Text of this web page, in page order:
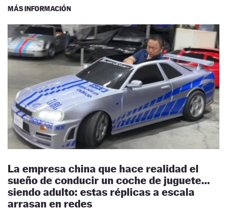
MÁS INFORMACIÓN
La empresa china que hace realidad el
sueño de conducir un coche de juguete…
siendo adulto: estas réplicas a escala
arrasan en redes